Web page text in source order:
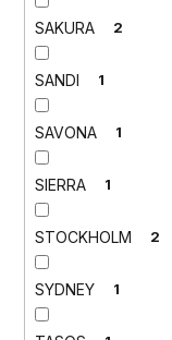
SAKURA 2
SANDI 1
SAVONA 1
SIERRA 1
STOCKHOLM 2
SYDNEY 1